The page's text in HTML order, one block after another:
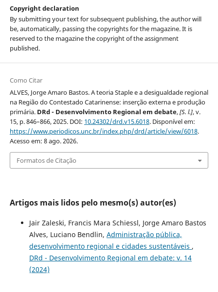
Copyright declaration
By submitting your text for subsequent publishing, the author will
be, automatically, passing the copyrights for the magazine. It is
reserved to the magazine the copyright of the assignment
published.
Como Citar
ALVES, Jorge Amaro Bastos. A teoria Staple e a desigualdade regional
na Região do Contestado Catarinense: inserção externa e produção
primária. DRd - Desenvolvimento Regional em debate,[S. l.], v.
15, p. 846–866, 2025. DOI: 10.24302/drd.v15.6018. Disponível em:
https://www.periodicos.unc.br/index.php/drd/article/view/6018.
Acesso em: 8 ago. 2026.
Formatos de Citação
Artigos mais lidos pelo mesmo(s) autor(es)
Jair Zaleski, Francis Mara Schiessl, Jorge Amaro Bastos
Alves, Luciano Bendlin, Administração pública,
desenvolvimento regional e cidades sustentáveis ,
DRd - Desenvolvimento Regional em debate: v. 14
(2024)